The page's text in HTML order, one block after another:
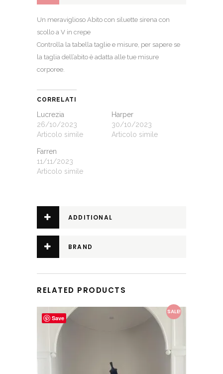
Un meraviglioso Abito con siluette sirena con
scollo a V in crepe
Controlla la tabella taglie e misure, per sapere se
la taglia dell’abito è adatta alle tue misure
corporee.
CORRELATI
Lucrezia
26/10/2023
Articolo simile
Harper
30/10/2023
Articolo simile
Farren
11/11/2023
Articolo simile
ADDITIONAL
BRAND
RELATED PRODUCTS
Save
SALE!
This product has multiple variants. The options may be chosen on the product page